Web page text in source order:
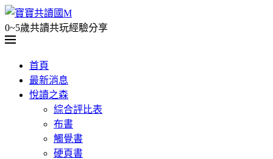
0~5歲共讀共玩經驗分享
首頁
最新消息
悅讀之森
綜合評比表
布書
觸覺書
硬頁書